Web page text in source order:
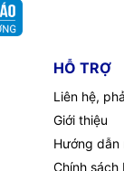
HỖ TRỢ
Liên hệ,
Giới thiệu
Hướng dẫn
Chính sách